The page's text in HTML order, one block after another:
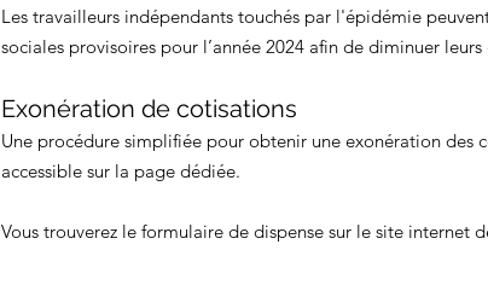
Les travailleurs indépendants touchés par l'épidémie
sociales provisoires pour l’année 2024 afin de diminuer leurs
Exonération de cotisations
Une procédure simplifiée pour obtenir une exonération des
accessible sur la page dédiée.
Vous trouverez le formulaire de dispense sur le site internet